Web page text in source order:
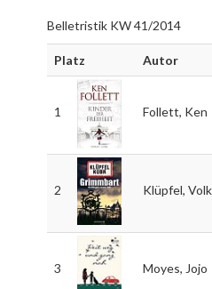
Belletristik KW 41/2014
Platz Autor
1 Follett, Ken
2 Klüpfel,
3 Moyes, Jojo